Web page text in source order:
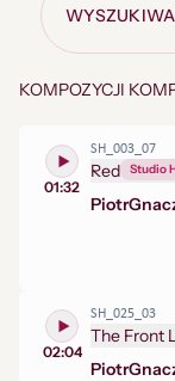
KOMPOZYCJI
01:32
SH_003_07
Red Studio
Piotr
02:04
SH_025_03
The Front
Piotr